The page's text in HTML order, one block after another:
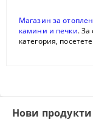
Магазин за
камини и печки.
категория, посетете
Нови продукти